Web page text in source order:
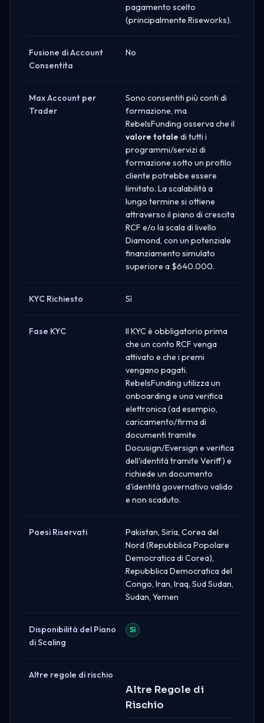
pagamento scelto
(principalmente Riseworks).
Fusione di Account
Consentita
No
Max Account per
Trader
Sono consentiti più conti di
formazione, ma
RebelsFunding osserva che il
valore totale di tutti i
programmi/servizi di
formazione sotto un profilo
cliente potrebbe essere
limitato. La scalabilità a
lungo termine si ottiene
attraverso il piano di crescita
RCF e/o la scala di livello
Diamond, con un potenziale
finanziamento simulato
superiore a $640.000.
KYC Richiesto Sì
Fase KYC
Il KYC è obbligatorio prima
che un conto RCF venga
attivato e che i premi
vengano pagati.
RebelsFunding utilizza un
onboarding e una verifica
elettronica (ad esempio,
caricamento/firma di
documenti tramite
Docusign/Eversign e verifica
dell'identità tramite Veriff) e
richiede un documento
d'identità governativo valido
e non scaduto.
Paesi Riservati
Pakistan, Siria, Corea del
Nord (Repubblica Popolare
Democratica di Corea),
Repubblica Democratica del
Congo, Iran, Iraq, Sud Sudan,
Sudan, Yemen
Disponibilità del Piano
di Scaling
Sì
Altre regole di rischio
Altre Regole di
Rischio